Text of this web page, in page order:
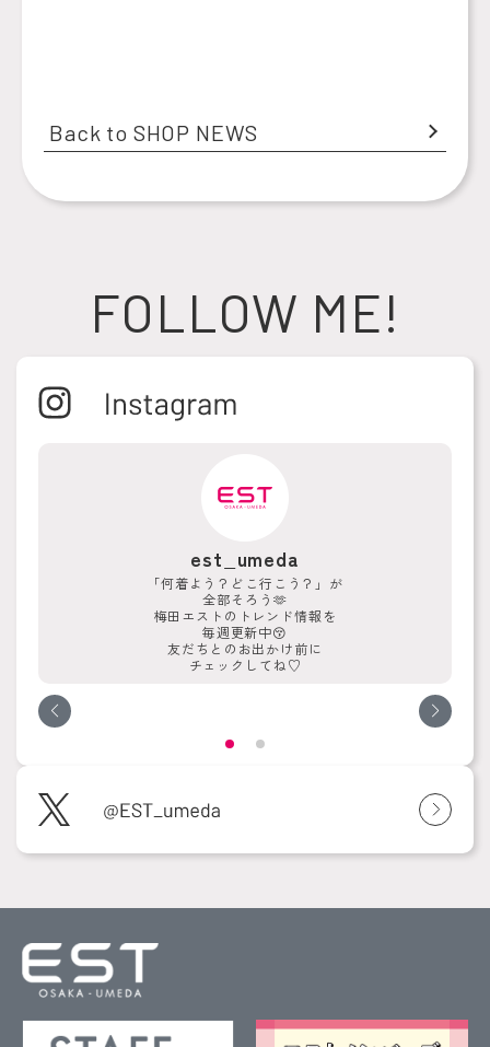
Back to SHOP NEWS
FOLLOW ME!
est_umeda
「何着よう？どこ行こう？」が
全部そろう🫶
梅田エストのトレンド情報を
毎週更新中😚
友だちとのお出かけ前に
チェックしてね♡